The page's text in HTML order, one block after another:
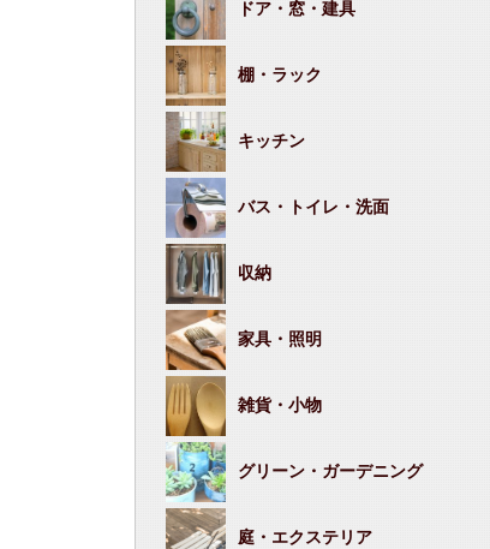
ドア・窓・建具
棚・ラック
キッチン
バス・トイレ・洗面
収納
家具・照明
雑貨・小物
グリーン・ガーデニング
庭・エクステリア